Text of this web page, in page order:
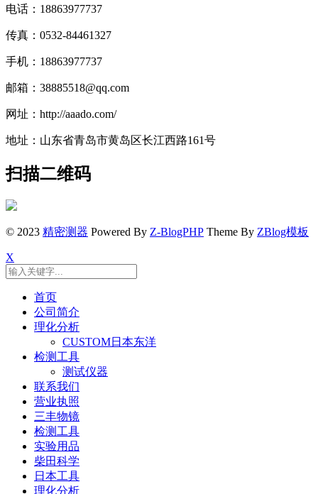
电话：18863977737
传真：0532-84461327
手机：18863977737
邮箱：38885518@qq.com
网址：http://aaado.com/
地址：山东省青岛市黄岛区长江西路161号
扫描二维码
© 2023 精密测器 Powered By Z-BlogPHP Theme By ZBlog模板
X
首页
公司简介
理化分析
CUSTOM日本东洋
检测工具
测试仪器
联系我们
营业执照
三丰物镜
检测工具
实验用品
柴田科学
日本工具
理化分析